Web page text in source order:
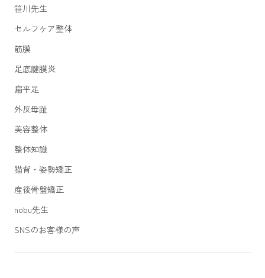
笹川先生
セルフケア整体
筋膜
足底腱膜炎
扁平足
外反母趾
美容整体
整体知識
猫背・姿勢矯正
産後骨盤矯正
nobu先生
SNSのお客様の声